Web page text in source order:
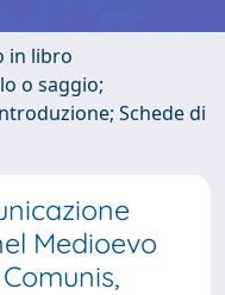
in libro
o saggio;
Schede di
Medioevo